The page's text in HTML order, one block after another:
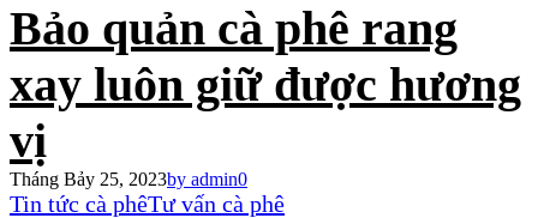
Bảo quản cà phê rang
xay luôn giữ được hương
vị
Tháng Bảy 25, 2023by admin0
Tin tức cà phêTư vấn cà phê